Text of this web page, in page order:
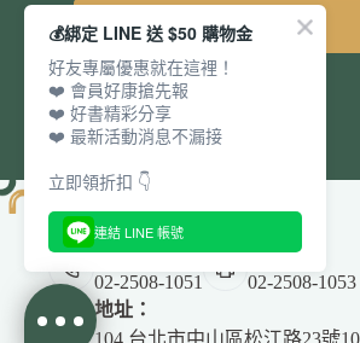
立即訂閱
電話：
02-2508-1051
傳真：
02-2508-1053
地址：
104 台北市中山區松江路23號
💰綁定 LINE 送 $50 購物金
好友專屬優惠就在這裡！
❤️ 會員好康搶先報
❤️ 好書精彩分享
❤️ 最新活動消息不漏接
立即領折扣 👇
連結 LINE 帳號